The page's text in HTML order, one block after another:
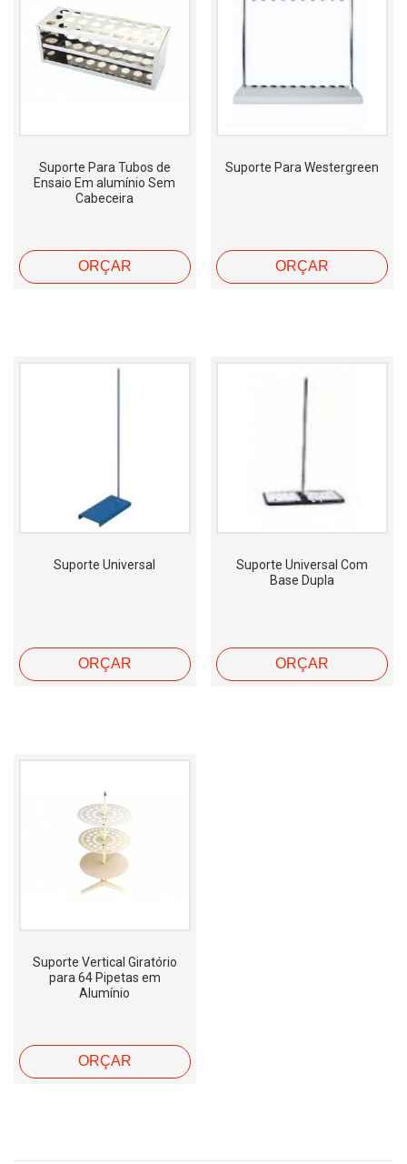
Suporte Para Tubos de
Ensaio Em alumínio Sem
Cabeceira
ORÇAR
Suporte Para Westergreen
ORÇAR
Suporte Universal
ORÇAR
Suporte Universal Com
Base Dupla
ORÇAR
Suporte Vertical Giratório
para 64 Pipetas em
Alumínio
ORÇAR